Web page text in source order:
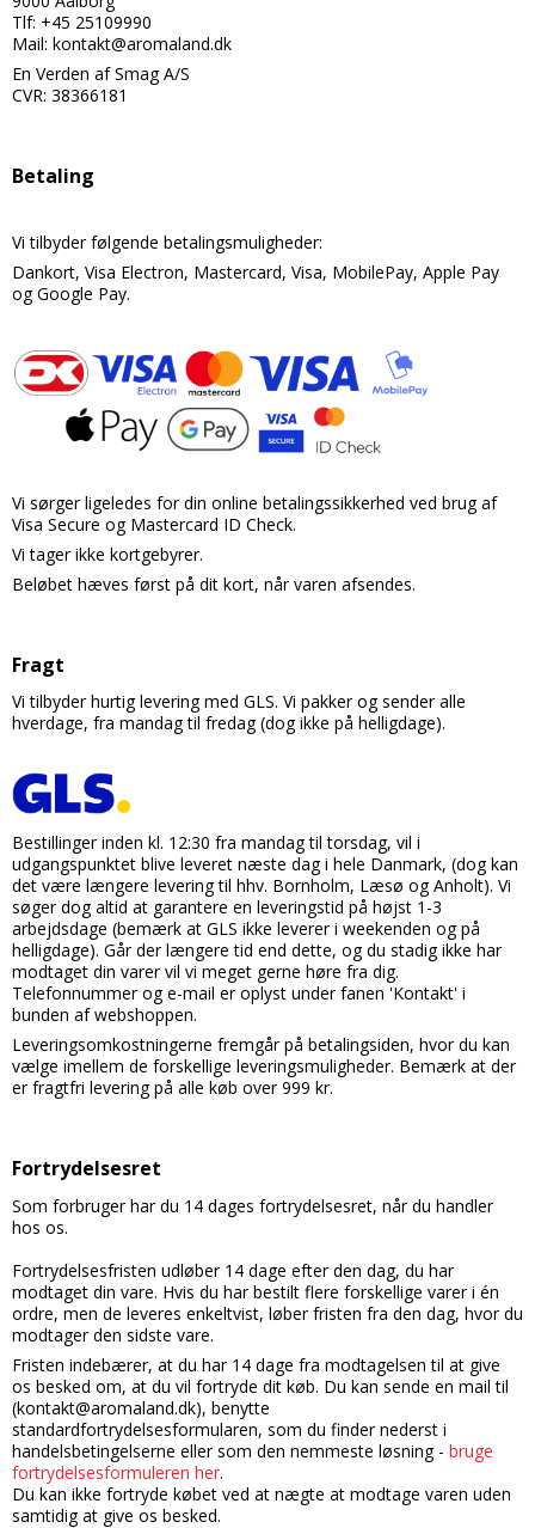
Candy aroma
Chokolade aroma
Citron aroma
Dessert aroma
Hindbær aroma
Jordbær aroma
Kiwi aroma
Lakrids aroma
Menthol aroma
Solbær aroma
Tobak aroma
Tropisk aroma
Vanilje aroma
Mærker
Fantastical
Hooligan
Liquid Architects
M-Flavours
Ruffian
Squash Juice
Valhalla
Delikatesser
Farver
Slikforme
Kagepynt
Lakrids
Vanilje
Startsæt
Tilbehør
Emballage
Æteriske olier
Bolsjer
Chokolade
Flødeboller
Is
Karameller
Lakrids
Skumfiduser
Smørcreme
Frugtflæsk
Påske
Butikker
Information
Kontakt
Cookies
Tlf: +45 25109990
Mail: kontakt@aromaland.dk
En Verden af Smag A/S
CVR: 38366181
Betaling
Vi tilbyder følgende betalingsmuligheder:
Dankort, Visa Electron, Mastercard, Visa, MobilePay, Apple Pay
og Google Pay.
Vi sørger ligeledes for din online betalingssikkerhed ved brug af
Visa Secure og Mastercard ID Check.
Vi tager ikke kortgebyrer.
Beløbet hæves først på dit kort, når varen afsendes.
Fragt
Vi tilbyder hurtig levering med GLS. Vi pakker og sender alle
hverdage, fra mandag til fredag (dog ikke på helligdage).
Bestillinger inden kl. 12:30 fra mandag til torsdag, vil i
udgangspunktet blive leveret næste dag i hele Danmark, (dog kan
det være længere levering til hhv. Bornholm, Læsø og Anholt). Vi
søger dog altid at garantere en leveringstid på højst 1-3
arbejdsdage (bemærk at GLS ikke leverer i weekenden og på
helligdage). Går der længere tid end dette, og du stadig ikke har
modtaget din varer vil vi meget gerne høre fra dig.
Telefonnummer og e-mail er oplyst under fanen 'Kontakt' i
bunden af webshoppen.
Leveringsomkostningerne fremgår på betalingsiden, hvor du kan
vælge imellem de forskellige leveringsmuligheder. Bemærk at der
er fragtfri levering på alle køb over 999 kr.
Fortrydelsesret
Som forbruger har du 14 dages fortrydelsesret, når du handler
hos os.
Fortrydelsesfristen udløber 14 dage efter den dag, du har
modtaget din vare. Hvis du har bestilt flere forskellige varer i én
ordre, men de leveres enkeltvist, løber fristen fra den dag, hvor du
modtager den sidste vare.
Fristen indebærer, at du har 14 dage fra modtagelsen til at give
os besked om, at du vil fortryde dit køb. Du kan sende en mail til
(kontakt@aromaland.dk), benytte
standardfortrydelsesformularen, som du finder nederst i
handelsbetingelserne eller som den nemmeste løsning - bruge
fortrydelsesformuleren her.
Du kan ikke fortryde købet ved at nægte at modtage varen uden
samtidig at give os besked.